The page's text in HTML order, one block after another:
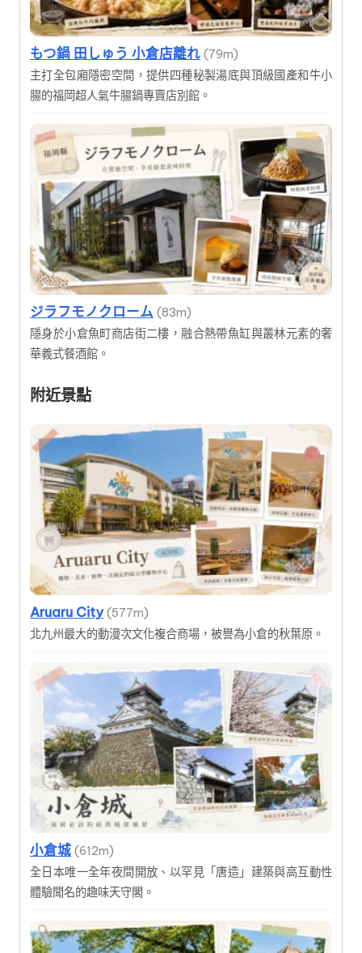
もつ鍋 田しゅう 小倉店離れ (79m)
主打全包廂隱密空間，提供四種秘製湯底與頂級國產和牛小
腸的福岡超人氣牛腸鍋專賣店別館。
ジラフモノクローム (83m)
隱身於小倉魚町商店街二樓，融合熱帶魚缸與叢林元素的奢
華義式餐酒館。
附近景點
Aruaru City (577m)
北九州最大的動漫次文化複合商場，被譽為小倉的秋葉原。
小倉城 (612m)
全日本唯一全年夜間開放、以罕見「唐造」建築與高互動性
體驗聞名的趣味天守閣。